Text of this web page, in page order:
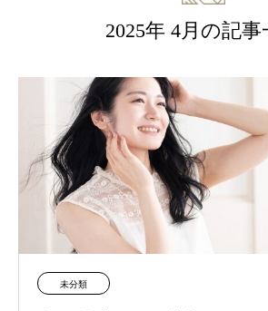
2025年 4月の記事
未分類